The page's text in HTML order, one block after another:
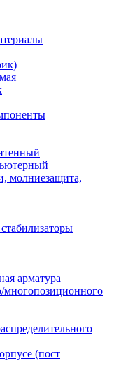
молниезащита,
арматура
многопозиционного
(пост